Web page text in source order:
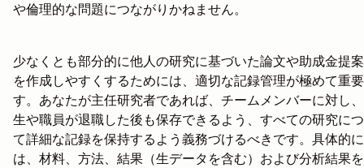
や倫理的な問題につながりかねません。
少なくとも部分的に他人の研究に基づいた論文や助成金提
を作成しやすくするためには、適切な記録管理が極めて重
す。あなたが主任研究者であれば、チームメンバーに対し
生や職員が退職した後も保存できるよう、すべての研究に
て詳細な記録を保持するよう義務づけるべきです。具体的に
は、材料、方法、結果（生データを含む）および分析結果